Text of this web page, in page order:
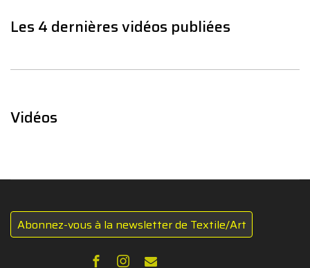
Les 4 dernières vidéos publiées
Vidéos
Abonnez-vous à la newsletter de Textile/Art